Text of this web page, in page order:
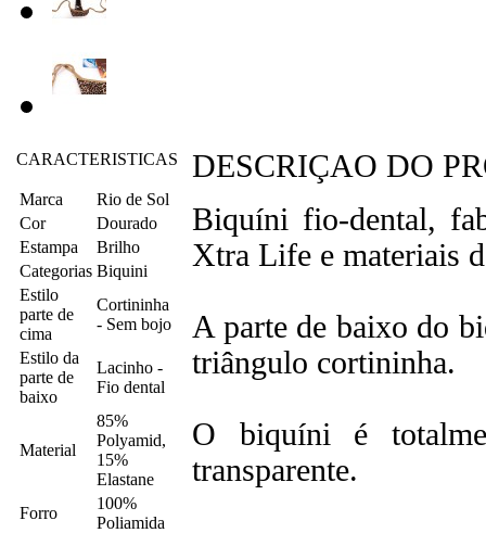
CARACTERISTICAS
Marca
Rio de Sol
Cor
Dourado
Estampa
Brilho
Categorias Biquini
Estilo
parte de
cima
Cortininha
- Sem bojo
Estilo da
parte de
baixo
Lacinho -
Fio dental
Material
85%
Polyamid,
15%
Elastane
Forro
100%
Poliamida
DESCRIÇAO DO
Biquíni fio-dental,
Xtra Life e materiais
A parte de baixo do
triângulo cortininha.
O biquíni é
transparente.